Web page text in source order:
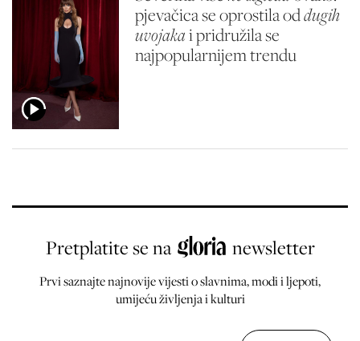
pjevačica se oprostila oddugih
uvojakai pridružila se
najpopularnijem trendu
Pretplatite se na newsletter
Prvi saznajte najnovije vijesti o slavnima, modi i ljepoti,
umijeću življenja i kulturi